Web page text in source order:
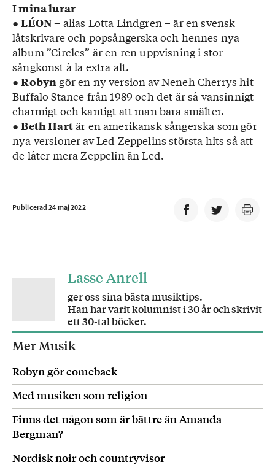
I mina lurar
●LÉON– alias Lotta Lindgren – är en svensk
låtskrivare och popsångerska och hennes nya
album ”Circles” är en ren uppvisning i stor
sångkonst à la extra alt.
●Robyn gör en ny version av Neneh Cherrys hit
Buffalo Stance från 1989 och det är så vansinnigt
charmigt och kantigt att man bara smälter.
●Beth Hartär en amerikansk sångerska som gör
nya versioner av Led Zeppelins största hits så att
de låter mera Zeppelin än Led.
Publicerad 24 maj 2022
Lasse Anrell
ger oss sina bästa musiktips.
Han har varit kolumnist i 30 år och skrivit
ett 30-tal böcker.
Mer Musik
Robyn gör comeback
Med musiken som religion
Finns det någon som är bättre än Amanda
Bergman?
Nordisk noir och countryvisor